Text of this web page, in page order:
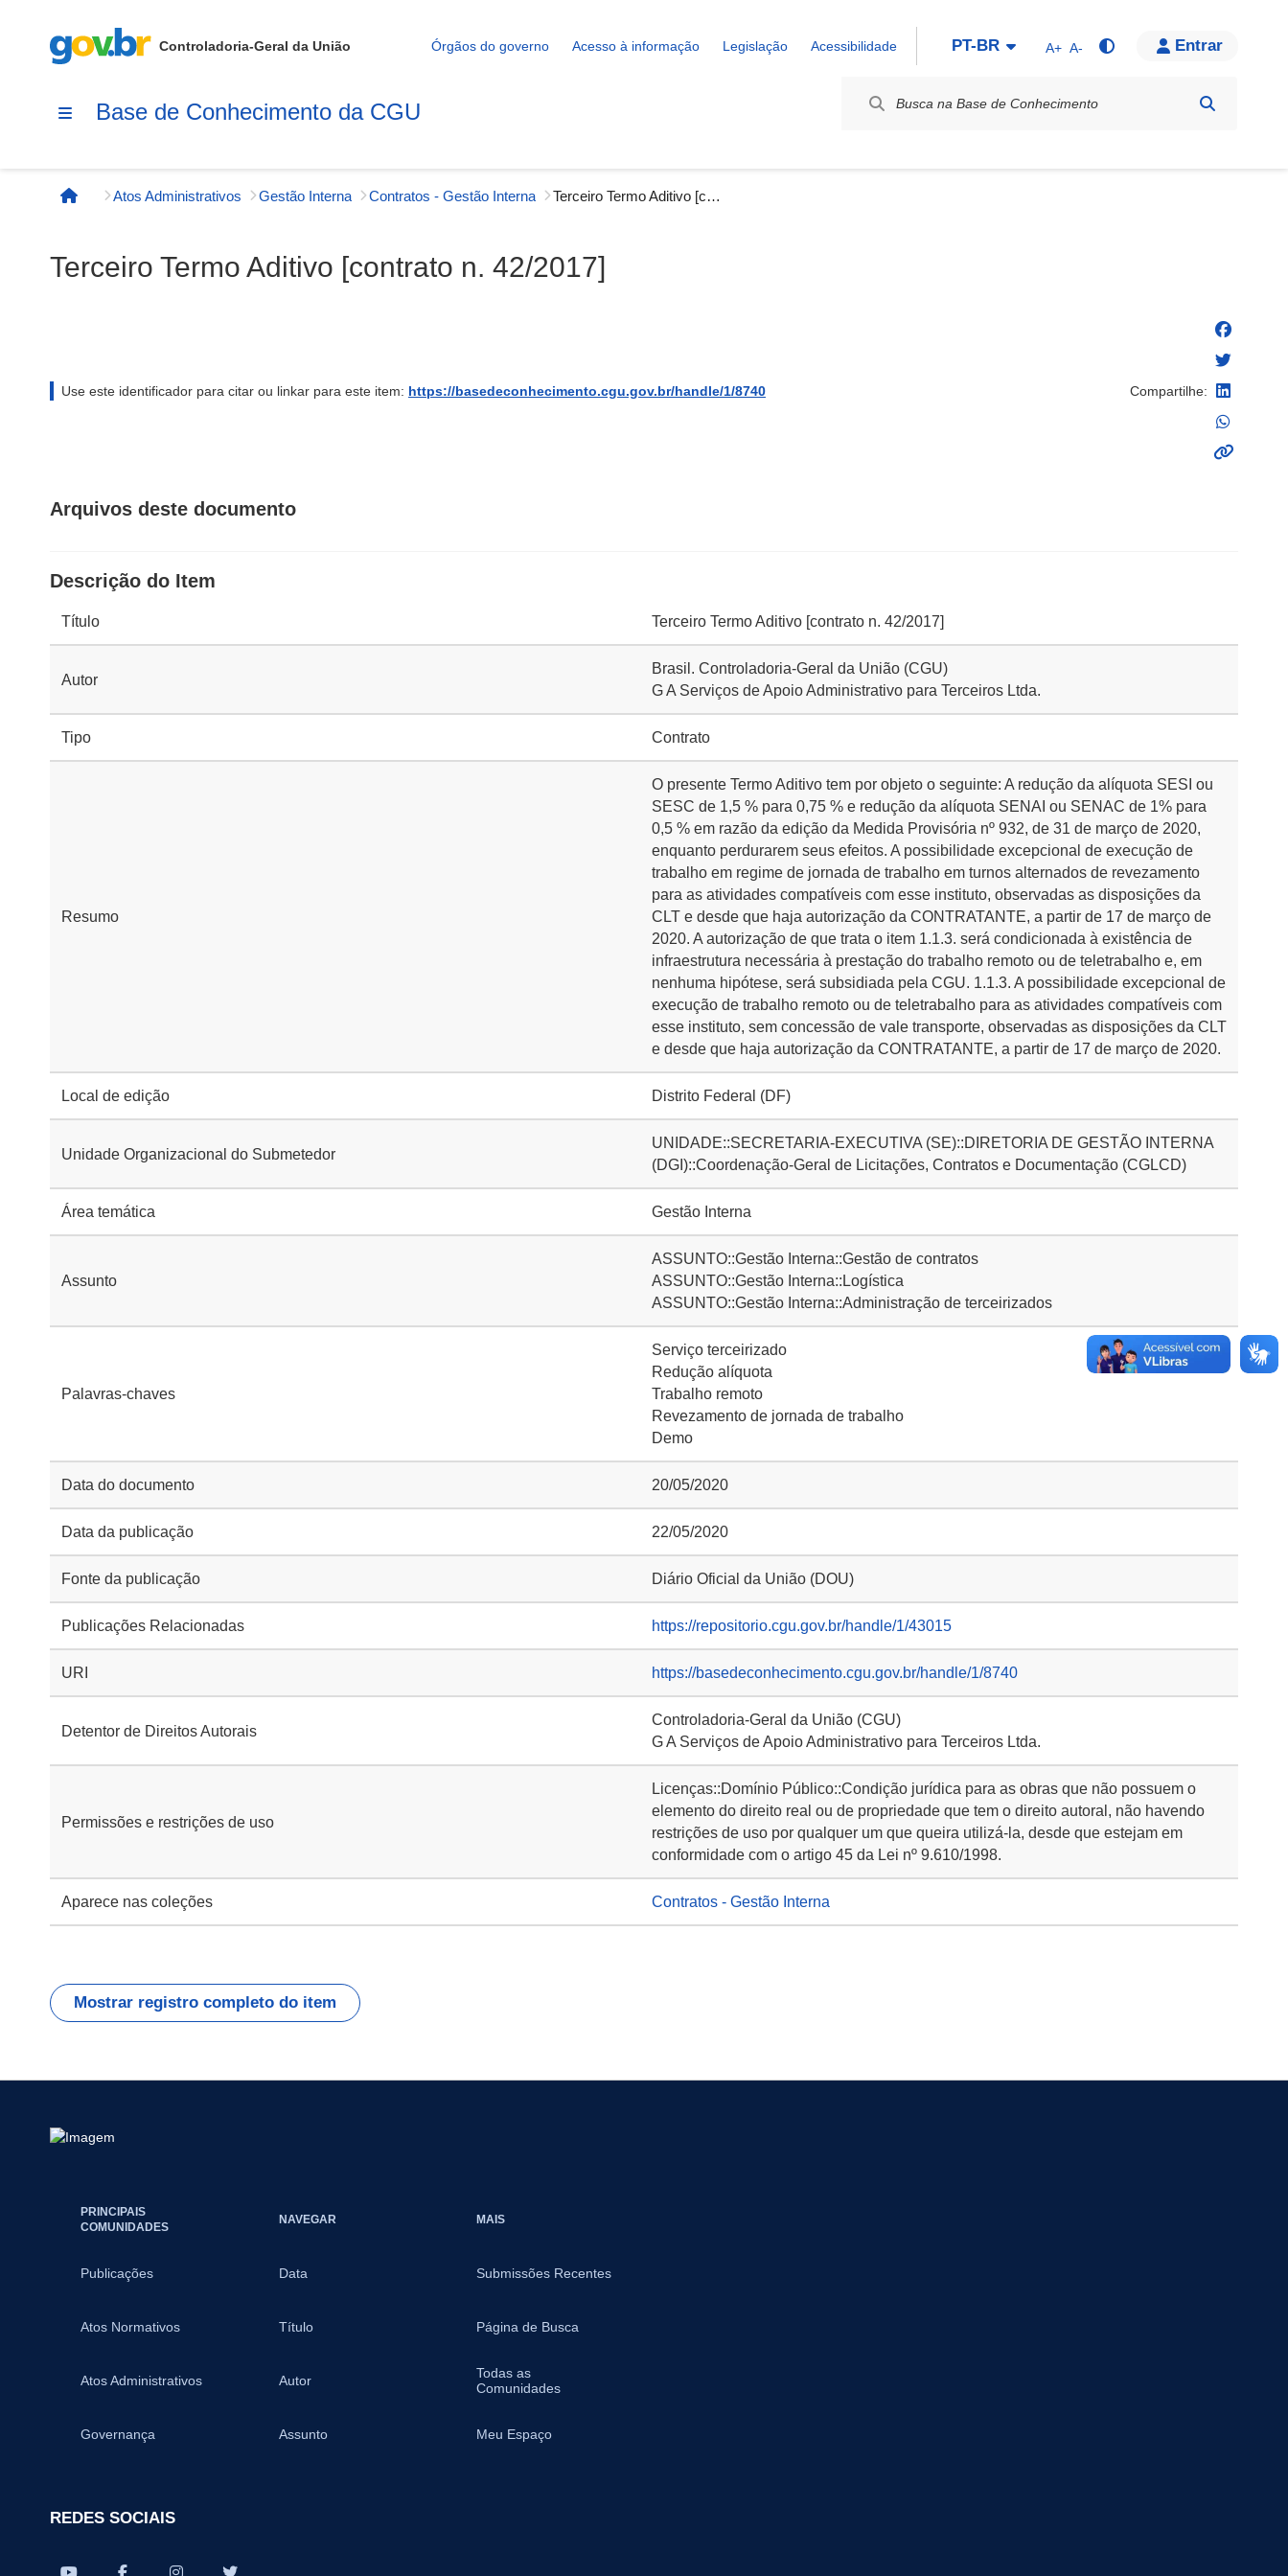
Controladoria-Geral da União Órgãos do governo Acesso à informação Legislação Acessibilidade PT-BR A+ A- Entrar
Base de Conhecimento da CGU
Página inicial
Atos Administrativos Gestão Interna Contratos - Gestão Interna Terceiro Termo Aditivo [contrato n. 42/2017]
Terceiro Termo Aditivo [contrato n. 42/2017]
Use este identificador para citar ou linkar para este item: https://basedeconhecimento.cgu.gov.br/handle/1/8740 Compartilhe:
Arquivos deste documento
Descrição do Item
Título Terceiro Termo Aditivo [contrato n. 42/2017]
Autor
Brasil. Controladoria-Geral da União (CGU)
G A Serviços de Apoio Administrativo para Terceiros Ltda.
Tipo Contrato
Resumo
O presente Termo Aditivo tem por objeto o seguinte: A redução da alíquota SESI ou
SESC de 1,5 % para 0,75 % e redução da alíquota SENAI ou SENAC de 1% para
0,5 % em razão da edição da Medida Provisória nº 932, de 31 de março de 2020,
enquanto perdurarem seus efeitos. A possibilidade excepcional de execução de
trabalho em regime de jornada de trabalho em turnos alternados de revezamento
para as atividades compatíveis com esse instituto, observadas as disposições da
CLT e desde que haja autorização da CONTRATANTE, a partir de 17 de março de
2020. A autorização de que trata o item 1.1.3. será condicionada à existência de
infraestrutura necessária à prestação do trabalho remoto ou de teletrabalho e, em
nenhuma hipótese, será subsidiada pela CGU. 1.1.3. A possibilidade excepcional de
execução de trabalho remoto ou de teletrabalho para as atividades compatíveis com
esse instituto, sem concessão de vale transporte, observadas as disposições da CLT
e desde que haja autorização da CONTRATANTE, a partir de 17 de março de 2020.
Local de edição Distrito Federal (DF)
Unidade Organizacional do Submetedor
UNIDADE::SECRETARIA-EXECUTIVA (SE)::DIRETORIA DE GESTÃO INTERNA
(DGI)::Coordenação-Geral de Licitações, Contratos e Documentação (CGLCD)
Área temática Gestão Interna
Assunto
ASSUNTO::Gestão Interna::Gestão de contratos
ASSUNTO::Gestão Interna::Logística
ASSUNTO::Gestão Interna::Administração de terceirizados
Palavras-chaves
Serviço terceirizado
Redução alíquota
Trabalho remoto
Revezamento de jornada de trabalho
Demo
Data do documento 20/05/2020
Data da publicação 22/05/2020
Fonte da publicação Diário Oficial da União (DOU)
Publicações Relacionadas https://repositorio.cgu.gov.br/handle/1/43015
URI https://basedeconhecimento.cgu.gov.br/handle/1/8740
Detentor de Direitos Autorais
Controladoria-Geral da União (CGU)
G A Serviços de Apoio Administrativo para Terceiros Ltda.
Permissões e restrições de uso
Licenças::Domínio Público::Condição jurídica para as obras que não possuem o
elemento do direito real ou de propriedade que tem o direito autoral, não havendo
restrições de uso por qualquer um que queira utilizá-la, desde que estejam em
conformidade com o artigo 45 da Lei nº 9.610/1998.
Aparece nas coleções Contratos - Gestão Interna
Mostrar registro completo do item
PRINCIPAIS
COMUNIDADES
Publicações
Atos Normativos
Atos Administrativos
Governança
NAVEGAR
Data
Título
Autor
Assunto
MAIS
Submissões Recentes
Página de Busca
Todas as
Comunidades
Meu Espaço
REDES SOCIAIS